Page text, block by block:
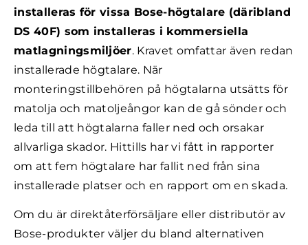
installeras för vissa Bose-högtalare (däribland
DS 40F) som installeras i kommersiella
matlagningsmiljöer. Kravet omfattar även redan
installerade högtalare. När
monteringstillbehören på högtalarna utsätts för
matolja och matoljeångor kan de gå sönder och
leda till att högtalarna faller ned och orsakar
allvarliga skador. Hittills har vi fått in rapporter
om att fem högtalare har fallit ned från sina
installerade platser och en rapport om en skada.
Om du är direktåterförsäljare eller distributör av
Bose-produkter väljer du bland alternativen